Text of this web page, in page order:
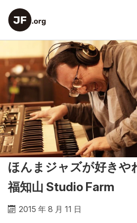
ほんまジャズが好きや
福知山 Studio Farm
2015 年 8 月 11 日